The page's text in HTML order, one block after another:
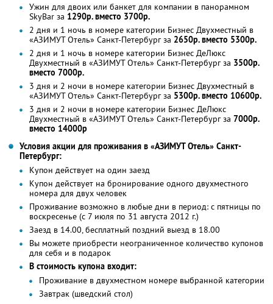
Ужин для двоих или банкет для компании в панорамном
SkyBаr за 1290р. вместо 3700р.
2 дня и 1 ночь в номере категории Бизнес Двухместный в
«АЗИМУТ Отель» Санкт-Петербург за 2650р. вместо 5300р.
2 дня и 1 ночь в номере категории Бизнес ДеЛюкс
Двухместный в «АЗИМУТ Отель» Санкт-Петербург за 3500р.
вместо 7000р.
3 дня и 2 ночи в номере категории Бизнес Двухместный в
«АЗИМУТ Отель» Санкт-Петербург за 5300р. вместо 10600р.
3 дня и 2 ночи в номере категории Бизнес ДеЛюкс
Двухместный в «АЗИМУТ Отель» Санкт-Петербург за 7000р.
вместо 14000р
Условия акции для проживания в «АЗИМУТ Отель» Санкт-
Петербург:
Купон действует на один заезд
Купон действует на бронирование одного двухместного
номера для двух человек
Проживание возможно в любые дни в период: с пятницы по
воскресенье (с 7 июля по 31 августа 2012 г.)
Заезд в 14.00, бесплатный поздний выезд в 18.00
Вы можете приобрести неограниченное количество купонов
для себя и в подарок
В стоимость купона входит:
Проживание в двухместном номере выбранной категории
Завтрак (шведский стол)